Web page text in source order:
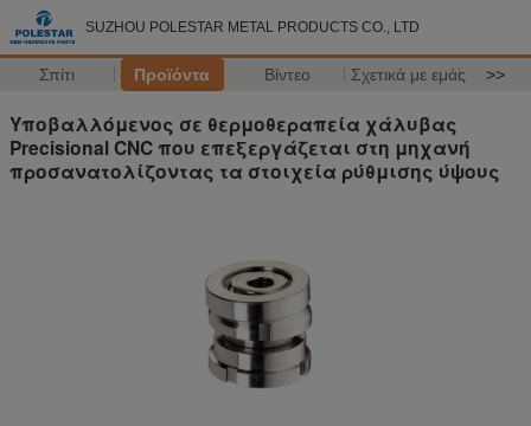
SUZHOU POLESTAR METAL PRODUCTS CO., LTD
Σπίτι Προϊόντα Βίντεο Σχετικά με εμάς >>
Υποβαλλόμενος σε θερμοθεραπεία χάλυβας
Precisional CNC που επεξεργάζεται στη μηχανή
προσανατολίζοντας τα στοιχεία ρύθμισης ύψους